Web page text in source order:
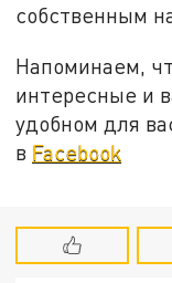
собственным
Напоминаем,
интересные и
удобном для
в Facebook